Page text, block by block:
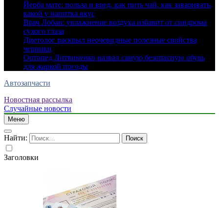
Йерба мате: польза и вред, как пить чай, как заваривать,
какой у напитка вкус
Врач Лобан: увлажнение воздуха избавит от синдрома
сухого глаза
Диетолог раскрыл неочевидные полезные свойства
черники
Ортопед Литвиненко назвал самую безопасную обувь
для жаркой погоды
Автозапчасти
Новостная рассылка
Случайные новости
Меню
Найти:
Заголовки